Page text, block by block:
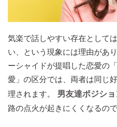
気楽で話しやすい存在として
い、という現象には理由があ
ーシャイドが提唱した恋愛の
愛」の区分では、両者は同じ
理されます。
男友達ポジシ
路の点火が起きにくくなるので